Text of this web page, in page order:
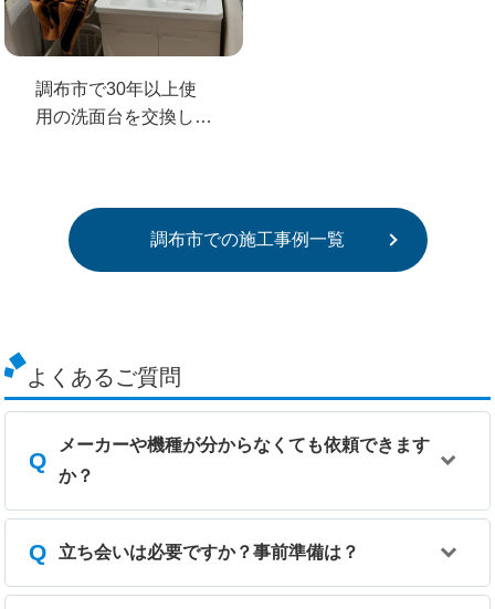
調布市で30年以上使
用の洗面台を交換して
調布市での施工事例一覧
よくあるご質問
メーカーや機種が分からなくても依頼できます
か？
立ち会いは必要ですか？事前準備は？